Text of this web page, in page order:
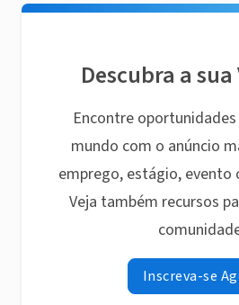
Descubra a
Encontre
mundo com o anúncio
emprego, estágio, evento
Veja também recursos
Inscreva-se